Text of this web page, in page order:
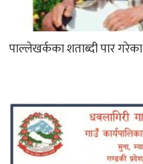
पाल्लेखर्कका शताब्दी पार गरेका